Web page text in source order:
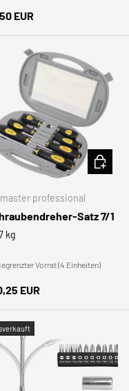
Preis
EUR
professional
Satz 7/1
kg
Vorrat (4 Einheiten)
Preis
EUR
IN DEN